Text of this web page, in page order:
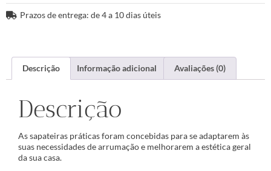
Prazos de entrega: de 4 a 10 dias úteis
Descrição Informação adicional Avaliações (0)
Descrição
As sapateiras práticas foram concebidas para se adaptarem às
suas necessidades de arrumação e melhorarem a estética geral
da sua casa.